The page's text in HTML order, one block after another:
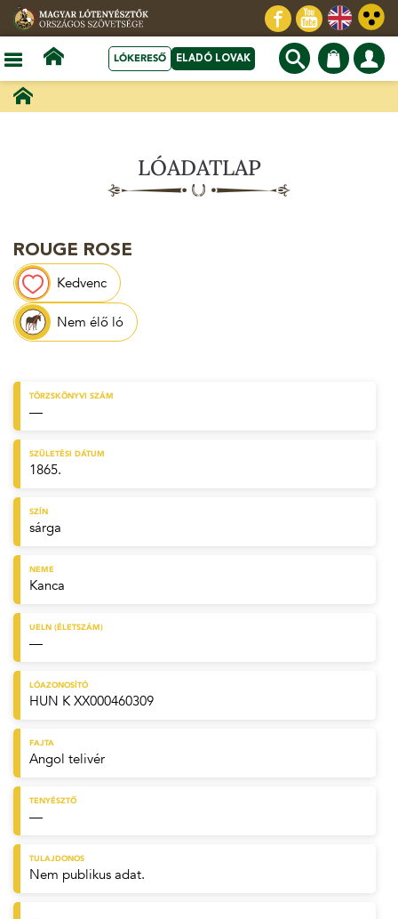
LÓKERESŐ ELADÓ LOVAK
LÓADATLAP
ROUGE ROSE
Kedvenc
Nem élő ló
TÖRZSKÖNYVI SZÁM
—
SZÜLETÉSI DÁTUM
1865.
SZÍN
sárga
NEME
Kanca
UELN (ÉLETSZÁM)
—
LÓAZONOSÍTÓ
HUN K XX000460309
FAJTA
Angol telivér
TENYÉSZTŐ
—
TULAJDONOS
Nem publikus adat.